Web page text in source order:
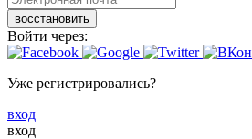
восстановить
Войти через:
Уже регистрировались?
вход
вход